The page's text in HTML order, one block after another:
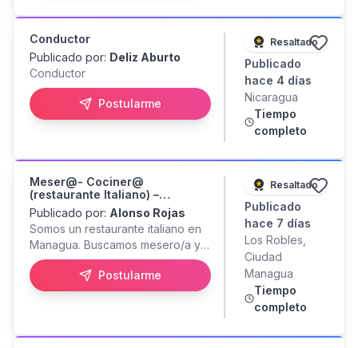
de horarios
Disponibilidad inmediata
(deseale) - Más de 2 años de
experiencia comprobable en
cargos similares y servicio al
cliente/ventas - Uso y manejo de
hanheld - Mantenimiento de
cajeros ATM - Flexibilidad y
Disponibilidad de medio de
transporte propio
Conductor
Publicado por: Deliz Aburto
Conductor
Postularme
Resaltado
Publicado
hace 4 días
Nicaragua
Tiempo
completo
Meser@- Cociner@
(restaurante Italiano) –
Managua
Publicado por: Alonso Rojas
Somos un restaurante italiano en
Managua. Buscamos mesero/a y
cocinero/a con experiencia que
puedan manejar el volumen y
mantener un servicio y ejecución
Brindar una excelente
Postularme
Resaltado
Publicado
hace 7 días
Los Robles,
Ciudad
Managua
Tiempo
completo